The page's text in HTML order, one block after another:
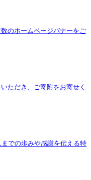
のホームページバナーをご
ただき、ご寄附をお寄せく
での歩みや感謝を伝える特